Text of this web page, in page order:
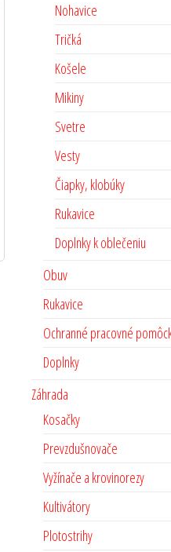
Nohavice
Tričká
Košele
Mikiny
Svetre
Vesty
Čiapky, klobúky
Rukavice
Doplnky k oblečeniu
Obuv
Rukavice
Ochranné pracovné
Doplnky
Záhrada
Kosačky
Prevzdušnovače
Vyžínače a krovinorezy
Kultivátory
Plotostrihy